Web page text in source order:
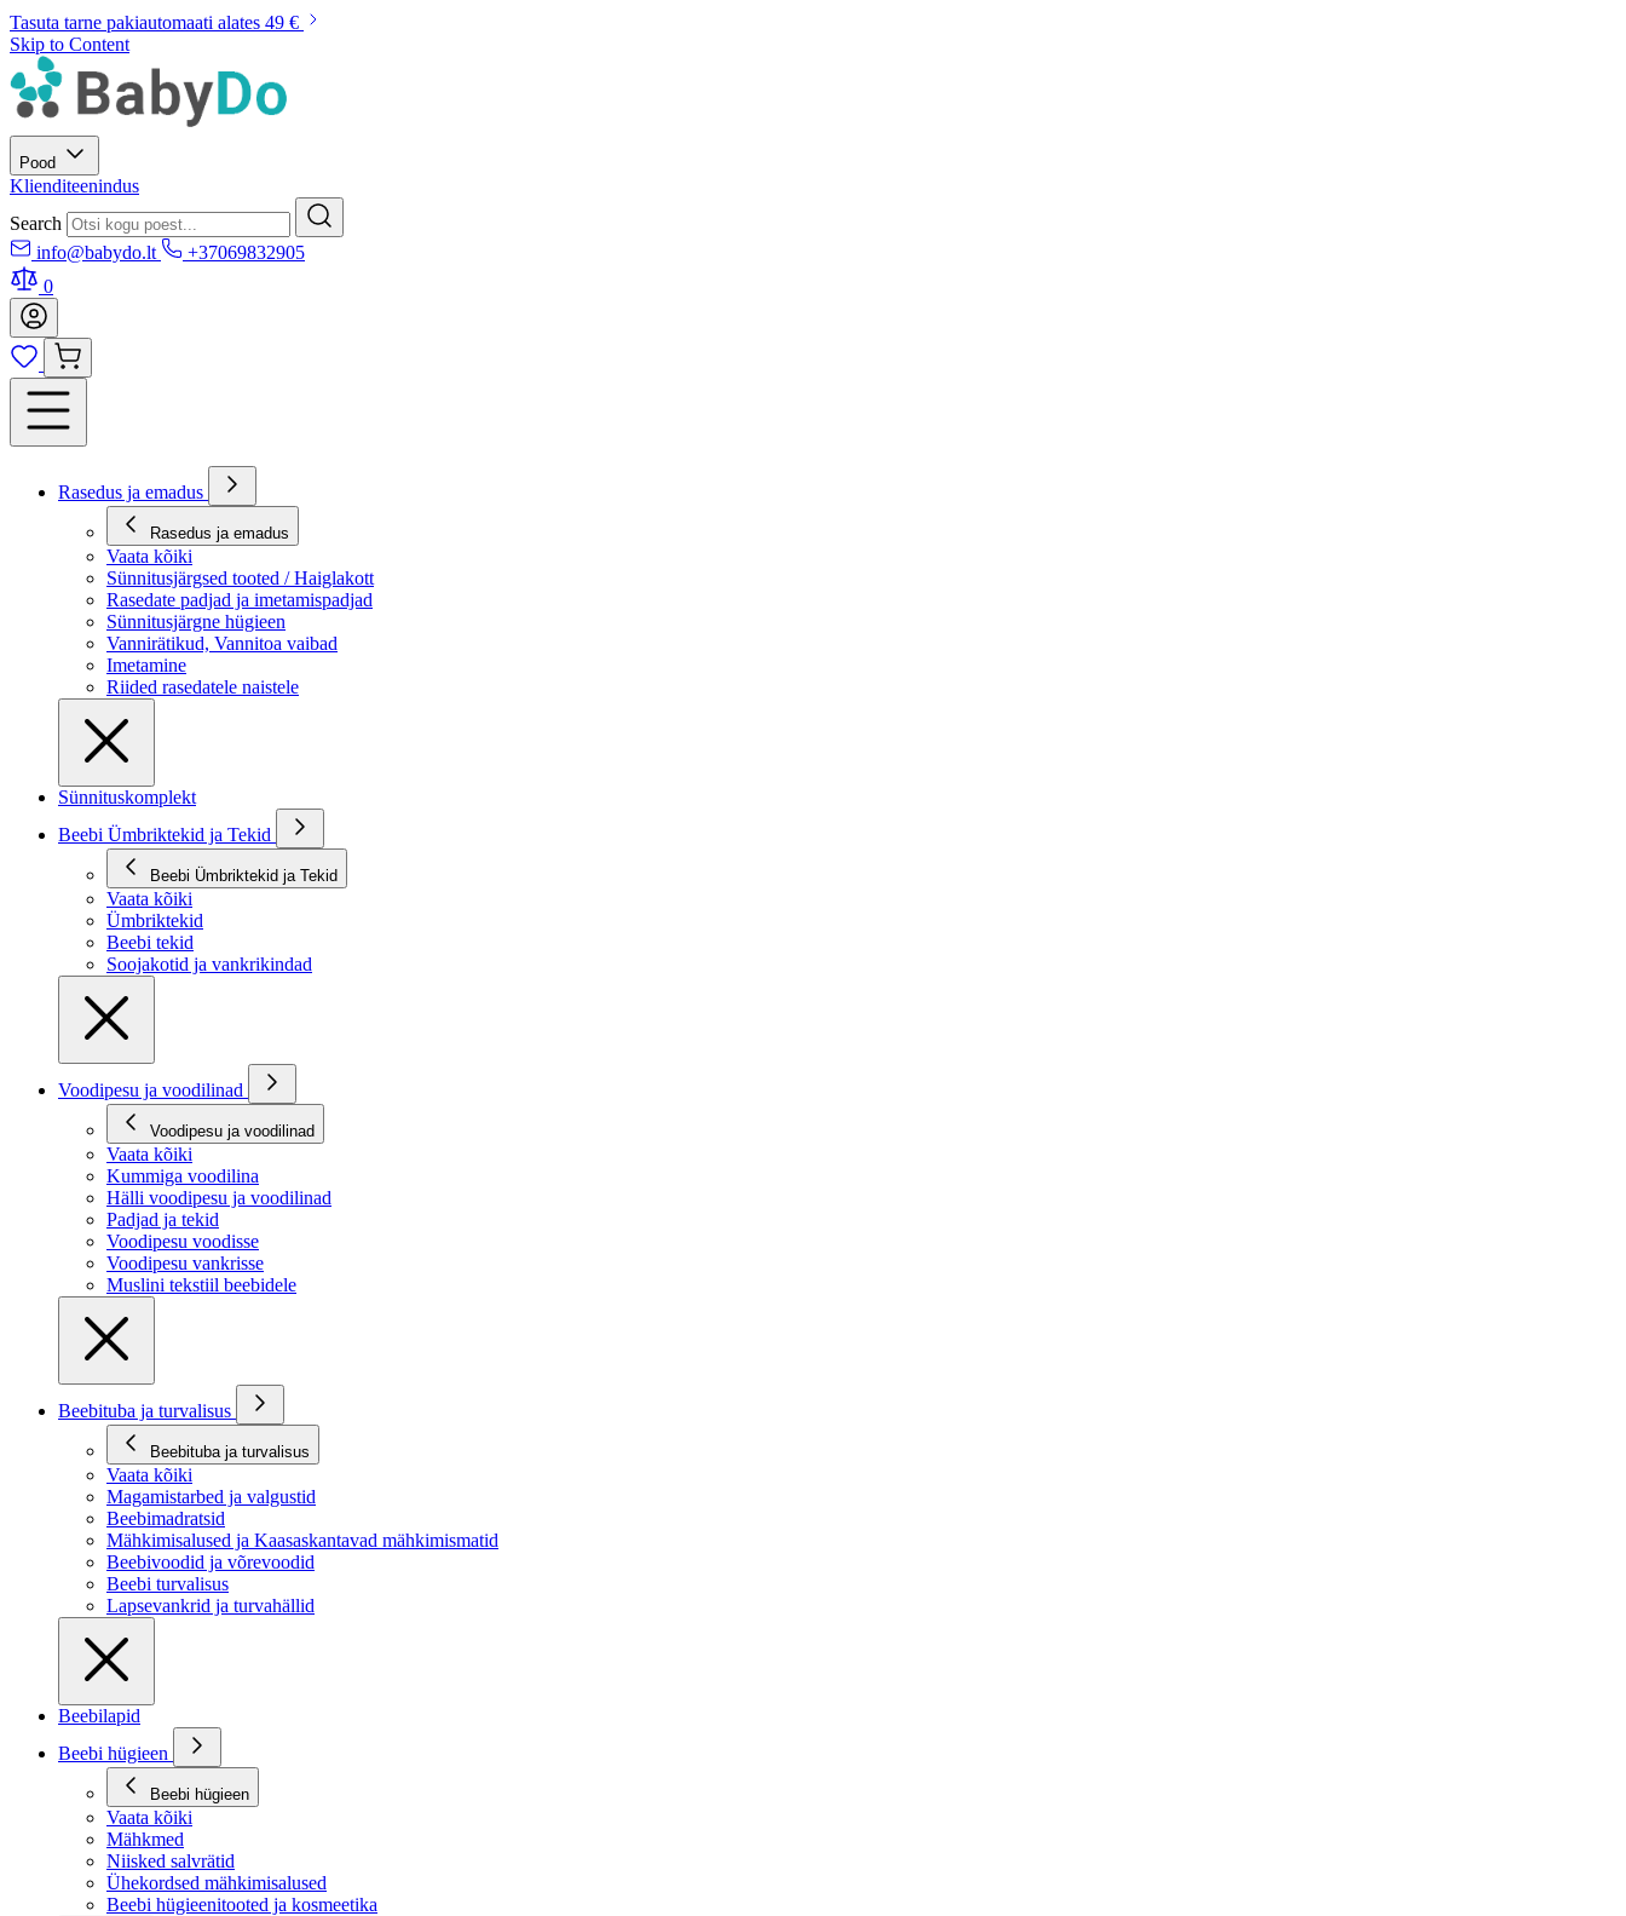
Tasuta tarne pakiautomaati alates 49 €
Skip to Content
Pood
Klienditeenindus
Search
info@babydo.lt
+37069832905
0
Rasedus ja emadus
Rasedus ja emadus
Vaata kõiki
Sünnitusjärgsed tooted / Haiglakott
Rasedate padjad ja imetamispadjad
Sünnitusjärgne hügieen
Vannirätikud, Vannitoa vaibad
Imetamine
Riided rasedatele naistele
Sünnituskomplekt
Beebi Ümbriktekid ja Tekid
Beebi Ümbriktekid ja Tekid
Vaata kõiki
Ümbriktekid
Beebi tekid
Soojakotid ja vankrikindad
Voodipesu ja voodilinad
Voodipesu ja voodilinad
Vaata kõiki
Kummiga voodilina
Hälli voodipesu ja voodilinad
Padjad ja tekid
Voodipesu voodisse
Voodipesu vankrisse
Muslini tekstiil beebidele
Beebituba ja turvalisus
Beebituba ja turvalisus
Vaata kõiki
Magamistarbed ja valgustid
Beebimadratsid
Mähkimisalused ja Kaasaskantavad mähkimismatid
Beebivoodid ja võrevoodid
Beebi turvalisus
Lapsevankrid ja turvahällid
Beebilapid
Beebi hügieen
Beebi hügieen
Vaata kõiki
Mähkmed
Niisked salvrätid
Ühekordsed mähkimisalused
Beebi hügieenitooted ja kosmeetika